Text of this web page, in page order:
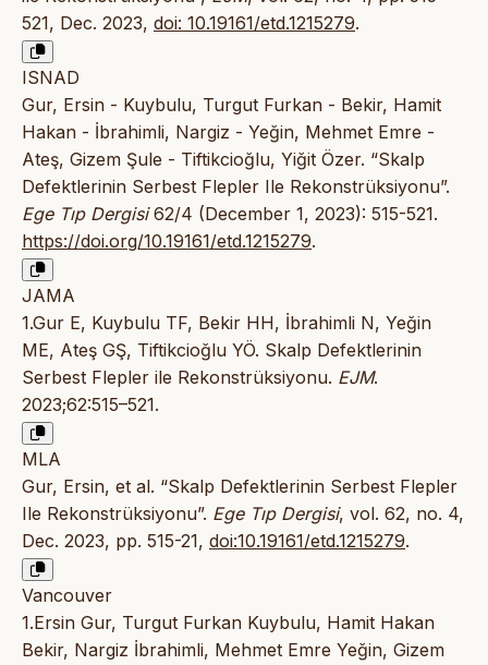
521, Dec. 2023, doi: 10.19161/etd.1215279.
ISNAD
Gur, Ersin - Kuybulu, Turgut Furkan - Bekir, Hamit
Hakan - İbrahimli, Nargiz - Yeğin, Mehmet Emre -
Ateş, Gizem Şule - Tiftikcioğlu, Yiğit Özer. “Skalp
Defektlerinin Serbest Flepler Ile Rekonstrüksiyonu”.
Ege Tıp Dergisi62/4 (December 1, 2023): 515-521.
https://doi.org/10.19161/etd.1215279.
JAMA
1.Gur E, Kuybulu TF, Bekir HH, İbrahimli N, Yeğin
ME, Ateş GŞ, Tiftikcioğlu YÖ. Skalp Defektlerinin
Serbest Flepler ile Rekonstrüksiyonu. EJM.
2023;62:515–521.
MLA
Gur, Ersin, et al. “Skalp Defektlerinin Serbest Flepler
Ile Rekonstrüksiyonu”. Ege Tıp Dergisi, vol. 62, no. 4,
Dec. 2023, pp. 515-21, doi:10.19161/etd.1215279.
Vancouver
1.Ersin Gur, Turgut Furkan Kuybulu, Hamit Hakan
Bekir, Nargiz İbrahimli, Mehmet Emre Yeğin, Gizem